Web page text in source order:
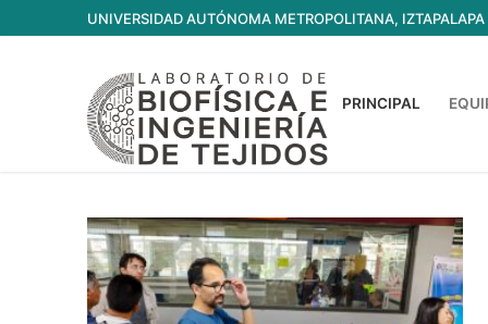
al
UNIVERSIDAD AUTÓNOMA METROPOLITANA, IZTAPALAPA
PRINCIPAL